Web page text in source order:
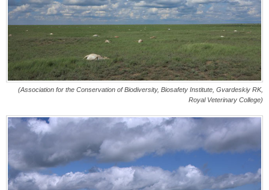
(Association for the Conservation of Biodiversity, Biosafety Institute, Gvardeskiy RK,
Royal Veterinary College)